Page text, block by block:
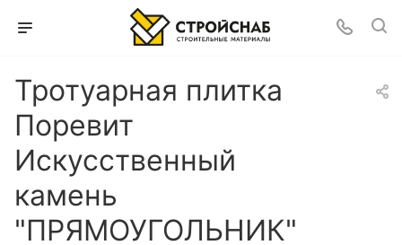
Тротуарная плитка
Поревит
Искусственный
камень
"ПРЯМОУГОЛЬНИК"